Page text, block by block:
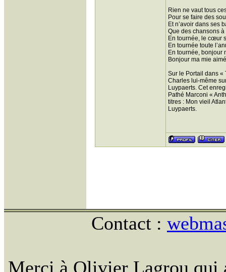
Rien ne vaut tous
Pour se faire des
Et n’avoir dans ses
Que des chansons à
En tournée, le cœur
En tournée toute
En tournée, bonjour
Bonjour ma mie
Sur le Portail dans «
Charles lui-même
Luypaerts. Cet
Pathé Marconi «
titres : Mon vieil
Luypaerts.
Contact :
Merci à Olivier Lagrou qui